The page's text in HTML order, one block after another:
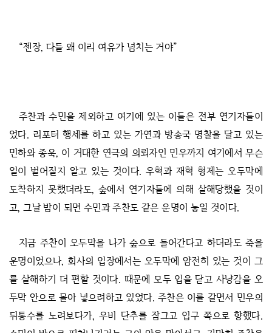
“젠장, 다들 왜 이리 여유가 넘치는 거야”
주찬과 수민을 제외하고 여기에 있는 이들은 전부 연기자들이
었다. 리포터 행세를 하고 있는 가연과 방송국 명찰을 달고 있는
민하와 종욱, 이 거대한 연극의 의뢰자인 민우까지 여기에서 무슨
일이 벌어질지 알고 있는 것이다. 우혁과 재혁 형제는 오두막에
도착하지 못했더라도, 숲에서 연기자들에 의해 살해당했을 것이
고, 그날 밤이 되면 수민과 주찬도 같은 운명이 놓일 것이다.
지금 주찬이 오두막을 나가 숲으로 들어간다고 하더라도 죽을
운명이었으나, 회사의 입장에서는 오두막에 얌전히 있는 것이 그
를 살해하기 더 편할 것이다. 때문에 모두 입을 닫고 사냥감을 오
두막 안으로 몰아 넣으려하고 있었다. 주찬은 이를 갈면서 민우의
뒤통수를 노려보다가, 우비 단추를 잠그고 입구 쪽으로 향했다.